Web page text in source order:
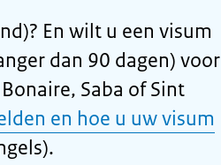
En wilt u een visum
dan 90 dagen) voor
Saba of Sint
en hoe u uw visum